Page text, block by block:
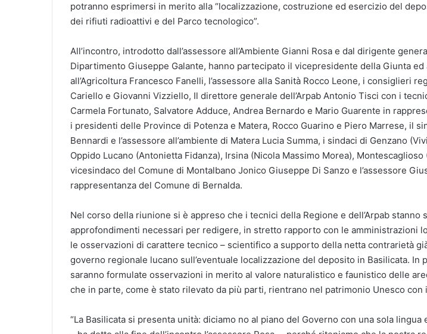
potranno esprimersi in merito alla “localizzazione, costruzione ed esercizio del
dei rifiuti radioattivi e del Parco tecnologico”.
All’incontro, introdotto dall’assessore all’Ambiente Gianni Rosa e dal dirigente
Dipartimento Giuseppe Galante, hanno partecipato il vicepresidente della Giunta ed
all’Agricoltura Francesco Fanelli, l’assessore alla Sanità Rocco Leone, i consiglieri
Cariello e Giovanni Vizziello, Il direttore generale dell’Arpab Antonio Tisci con i
Carmela Fortunato, Salvatore Adduce, Andrea Bernardo e Mario Guarente in
i presidenti delle Province di Potenza e Matera, Rocco Guarino e Piero Marrese, il
Bennardi e l’assessore all’ambiente di Matera Lucia Summa, i sindaci di Genzano
Oppido Lucano (Antonietta Fidanza), Irsina (Nicola Massimo Morea),
vicesindaco del Comune di Montalbano Jonico Giuseppe Di Sanzo e l’assessore
rappresentanza del Comune di Bernalda.
Nel corso della riunione si è appreso che i tecnici della Regione e dell’Arpab stanno
approfondimenti necessari per redigere, in stretto rapporto con le amministrazioni
le osservazioni di carattere tecnico – scientifico a supporto della netta contrarietà
governo regionale lucano sull’eventuale localizzazione del deposito in Basilicata. In
saranno formulate osservazioni in merito al valore naturalistico e faunistico delle
che in parte, come è stato rilevato da più parti, rientrano nel patrimonio Unesco con
“La Basilicata si presenta unità: diciamo no al piano del Governo con una sola lingua